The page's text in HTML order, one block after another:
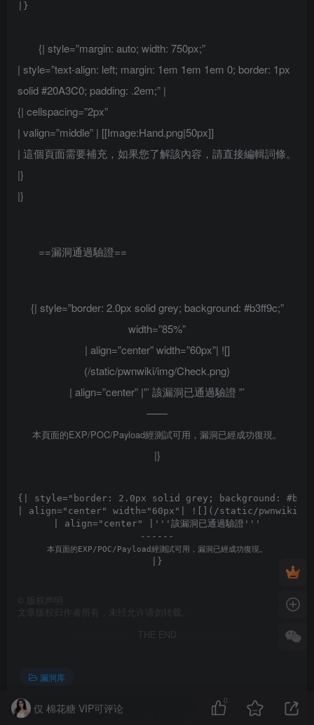
{| style=”margin: auto; width: 750px;”
| style=”text-align: left; margin: 1em 1em 1em 0; border: 1px
solid #20A3C0; padding: .2em;” |
{| cellspacing=”2px”
| valign=”middle” | [[Image:Hand.png|50px]]
| 這個頁面需要補充，如果您了解該內容，請直接編輯詞條。
|}
|}
==漏洞通過驗證==
{| style=”border: 2.0px solid grey; background: #b3ff9c;”
width=”85%”
| align=”center” width=”60px”| ![]
(/static/pwnwiki/img/Check.png)
| align=”center” |”’該漏洞已通過驗證 ”’
——
本頁面的EXP/POC/Payload經測試可用，漏洞已經成功復現。
|}
{| style="border: 2.0px solid grey; background:
| align="center" width="60px"| ![](/static/pwnwiki/
| align="center" |''' 該漏洞已通過驗證 '''
本頁面的EXP/POC/Payload經測試可用，漏洞已經成功復現。
版权声明
文章版权归作者所有，未经允许请勿转载。
THE END
漏洞库
喜欢就支持一下吧
仅 棉花糖 VIP可评论
0